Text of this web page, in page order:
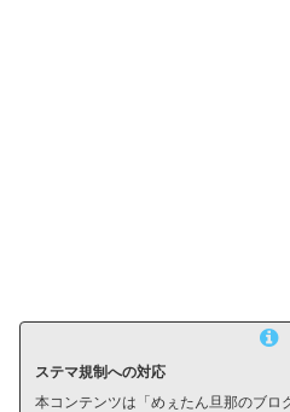
ステマ規制への対応
本コンテンツは「めぇたん旦那のブロ